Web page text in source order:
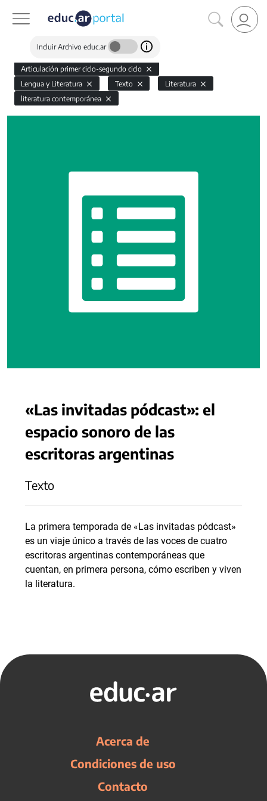
Incluir Archivo educ.ar
Articulación primer ciclo-segundo ciclo
Lengua y Literatura
Texto
Literatura
literatura contemporánea
«Las invitadas pódcast»: el
espacio sonoro de las
escritoras argentinas
Texto
La primera temporada de «Las invitadas pódcast»
es un viaje único a través de las voces de cuatro
escritoras argentinas contemporáneas que
cuentan, en primera persona, cómo escriben y viven
la literatura.
Acerca de
Condiciones de uso
Contacto